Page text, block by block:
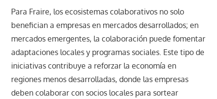
Para Fraire, los ecosistemas colaborativos no solo
benefician a empresas en mercados desarrollados; en
mercados emergentes, la colaboración puede fomentar
adaptaciones locales y programas sociales. Este tipo de
iniciativas contribuye a reforzar la economía en
regiones menos desarrolladas, donde las empresas
deben colaborar con socios locales para sortear